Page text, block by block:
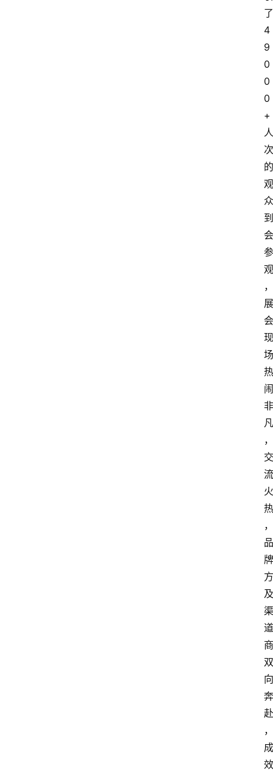
了
4
9
0
0
0
+
人
次
的
观
众
到
会
参
观
，
展
会
现
场
热
闹
非
凡
，
交
流
火
热
，
品
牌
方
及
渠
道
商
双
向
奔
赴
，
成
效